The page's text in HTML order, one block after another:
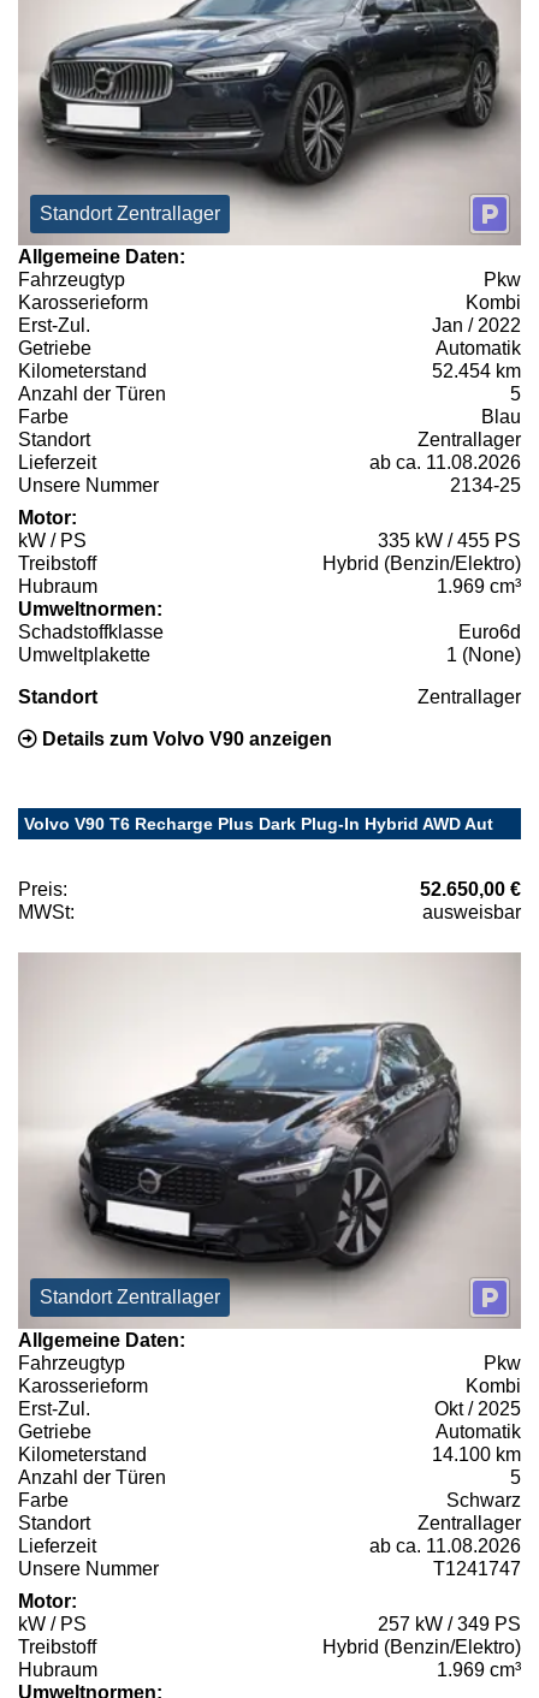
Standort Zentrallager
Allgemeine Daten:
Fahrzeugtyp
Pkw
Karosserieform
Kombi
Erst-Zul.
Jan / 2022
Getriebe
Automatik
Kilometerstand
52.454 km
Anzahl der Türen
5
Farbe
Blau
Standort
Zentrallager
Lieferzeit
ab ca. 11.08.2026
Unsere Nummer
2134-25
Motor:
kW / PS
335 kW / 455 PS
Treibstoff
Hybrid (Benzin/Elektro)
Hubraum
1.969 cm³
Umweltnormen:
Schadstoffklasse
Euro6d
Umweltplakette
1 (None)
Standort Zentrallager
Details zum Volvo V90 anzeigen
Volvo V90 T6 Recharge Plus Dark Plug-In Hybrid AWD Aut
Preis:
52.650,00 €
MWSt:
ausweisbar
Standort Zentrallager
Allgemeine Daten:
Fahrzeugtyp
Pkw
Karosserieform
Kombi
Erst-Zul.
Okt / 2025
Getriebe
Automatik
Kilometerstand
14.100 km
Anzahl der Türen
5
Farbe
Schwarz
Standort
Zentrallager
Lieferzeit
ab ca. 11.08.2026
Unsere Nummer
T1241747
Motor:
kW / PS
257 kW / 349 PS
Treibstoff
Hybrid (Benzin/Elektro)
Hubraum
1.969 cm³
Umweltnormen: